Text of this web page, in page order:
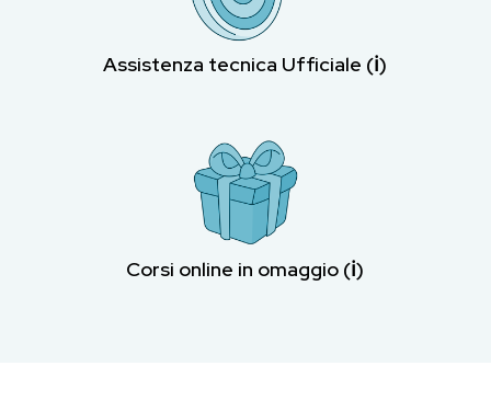
Assistenza tecnica Ufficiale (ℹ︎)
Corsi online in omaggio (ℹ︎)